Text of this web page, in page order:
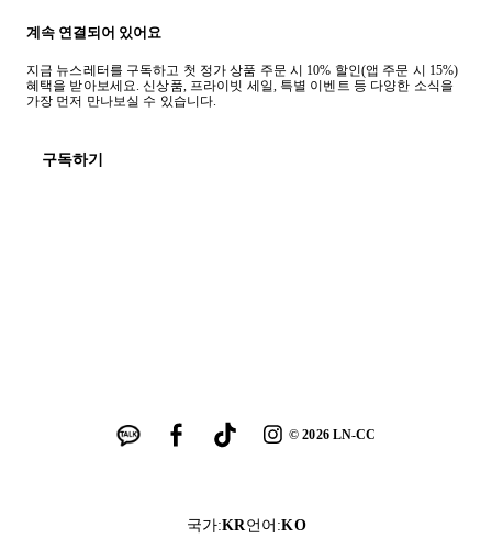
계속 연결되어 있어요
지금 뉴스레터를 구독하고 첫 정가 상품 주문 시 10% 할인(앱 주문 시 15%)
혜택을 받아보세요. 신상품, 프라이빗 세일, 특별 이벤트 등 다양한 소식을
가장 먼저 만나보실 수 있습니다.
구독하기
©2026LN-CC
국가:KR언어 :KO